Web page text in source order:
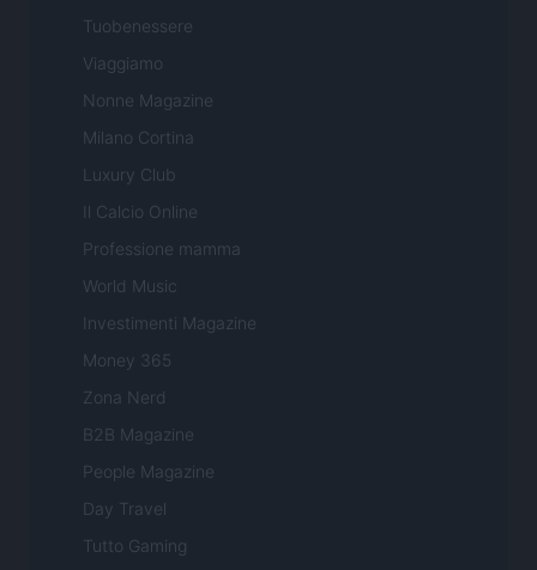
Tuobenessere
Viaggiamo
Nonne Magazine
Milano Cortina
Luxury Club
Il Calcio Online
Professione mamma
World Music
Investimenti Magazine
Money 365
Zona Nerd
B2B Magazine
People Magazine
Day Travel
Tutto Gaming